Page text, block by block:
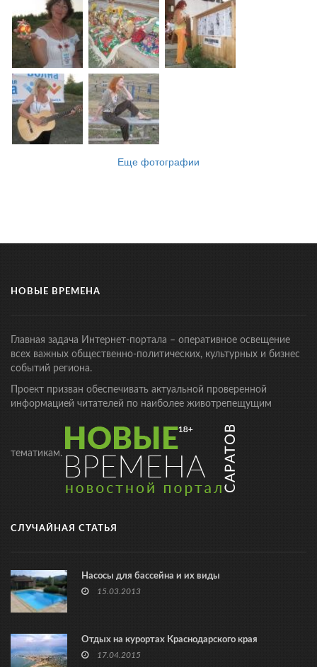
Еще фотографии
НОВЫЕ ВРЕМЕНА
Главная задача Интернет-портала – оперативное освещение
всех важных общественно-политических, культурных и бизнес
событий региона.
Проект призван обеспечивать актуальной проверенной
информацией читателей по наиболее животрепещущим
тематикам.
СЛУЧАЙНАЯ СТАТЬЯ
Насосы для бассейна и их виды
15.03.2013
Отдых на курортах Краснодарского края
17.04.2015